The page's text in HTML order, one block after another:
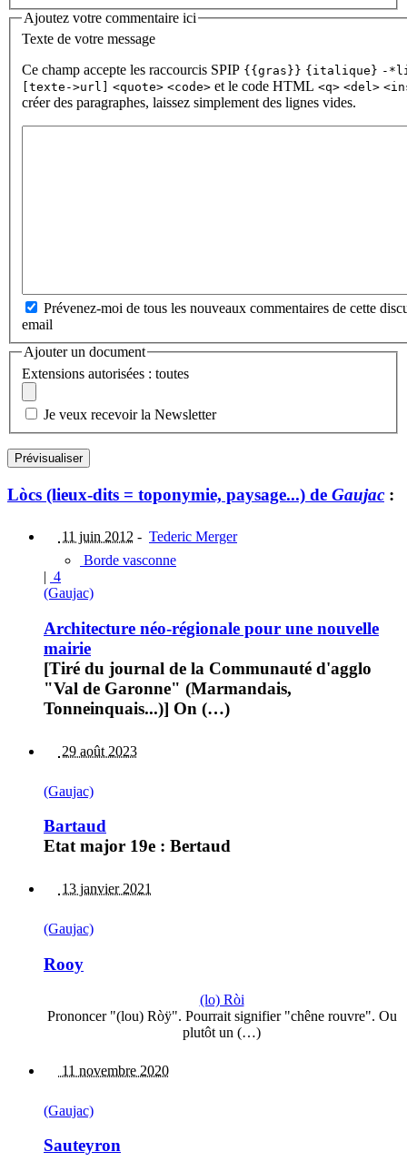
Ajoutez votre commentaire ici
Texte de votre message
Ce champ accepte les raccourcis SPIP {{gras}} {italique} -
[texte->url]
<quote> <code> et le code HTML <q> <del>
créer des paragraphes, laissez simplement des lignes vides.
Prévenez-moi de tous les nouveaux commentaires de cette
email
Ajouter un document
Extensions autorisées : toutes
Je veux recevoir la Newsletter
Lòcs (lieux-dits = toponymie, paysage...) de Gaujac :
11 juin 2012 - Tederic Merger
Borde vasconne
| 4
(Gaujac)
Architecture néo-régionale pour une nouvelle
mairie
[Tiré du journal de la Communauté d'agglo
"Val de Garonne" (Marmandais,
Tonneinquais...)] On (…)
29 août 2023
(Gaujac)
Bartaud
Etat major 19e : Bertaud
13 janvier 2021
(Gaujac)
Rooy
(lo) Ròi
Prononcer "(lou) Ròÿ". Pourrait signifier "chêne rouvre". Ou
plutôt un (…)
11 novembre 2020
(Gaujac)
Sauteyron